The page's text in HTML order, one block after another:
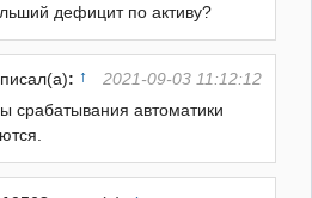
дефицит по активу?
писал(а): ↑
2021-09-03 11:12:12
срабатывания автоматики